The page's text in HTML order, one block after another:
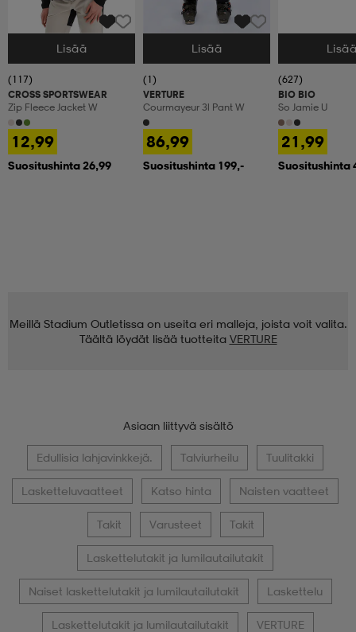
Valitse Koko
Lisää
(117)
CROSS SPORTSWEAR
Zip Fleece Jacket W
12,99
Suositushinta 26,99
Valitse Koko
Lisää
(1)
VERTURE
Courmayeur 3l Pant W
86,99
Suositushinta 199,-
Valitse Koko
(627)
BIO BIO
So Jamie U
21,99
Suositushinta
Meillä Stadium Outletissa on useita eri malleja, joista voit valita.
Täältä löydät lisää tuotteita VERTURE
Asiaan liittyvä sisältö
Edullisia lahjavinkkejä. Talviurheilu Tuulitakki
Lasketteluvaatteet Katso hinta Naisten vaatteet
Takit Varusteet Takit
Laskettelutakit ja lumilautailutakit
Naiset laskettelutakit ja lumilautailutakit Laskettelu
Laskettelutakit ja lumilautailutakit VERTURE